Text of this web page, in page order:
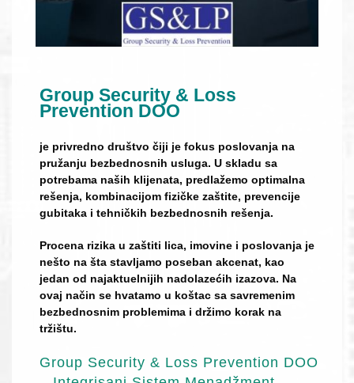
Group Security & Loss
Prevention DOO
je privredno društvo čiji je fokus poslovanja na
pružanju bezbednosnih usluga. U skladu sa
potrebama naših klijenata, predlažemo optimalna
rešenja, kombinacijom fizičke zaštite, prevencije
gubitaka i tehničkih bezbednosnih rešenja.
Procena rizika u zaštiti lica, imovine i poslovanja je
nešto na šta stavljamo poseban akcenat, kao
jedan od najaktuelnijih nadolazećih izazova. Na
ovaj način se hvatamo u koštac sa savremenim
bezbednosnim problemima i držimo korak na
tržištu.
Group Security & Loss Prevention DOO